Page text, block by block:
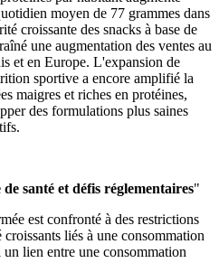
moyen de 77 grammes dans
croissante des snacks à base de
une augmentation des ventes au
et en Europe. L'expansion de
sportive a encore amplifié la
maigres et riches en protéines,
des formulations plus saines
santé et défis réglementaires"
est confronté à des restrictions
liés à une consommation
lien entre une consommation